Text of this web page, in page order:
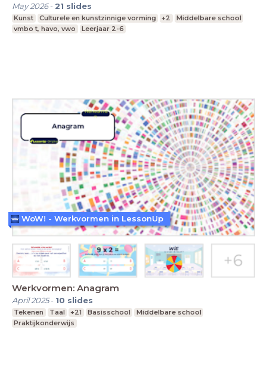
May 2026- 21 slides
Kunst Culturele en kunstzinnige vorming +2
Middelbare school
vmbo t, havo, vwo
Leerjaar 2-6
Werkvormen: Anagram
April 2025- 10 slides
Tekenen Taal +21 Basisschool
Middelbare school
Praktijkonderwijs
WoW! - Werkvormen in LessonUp